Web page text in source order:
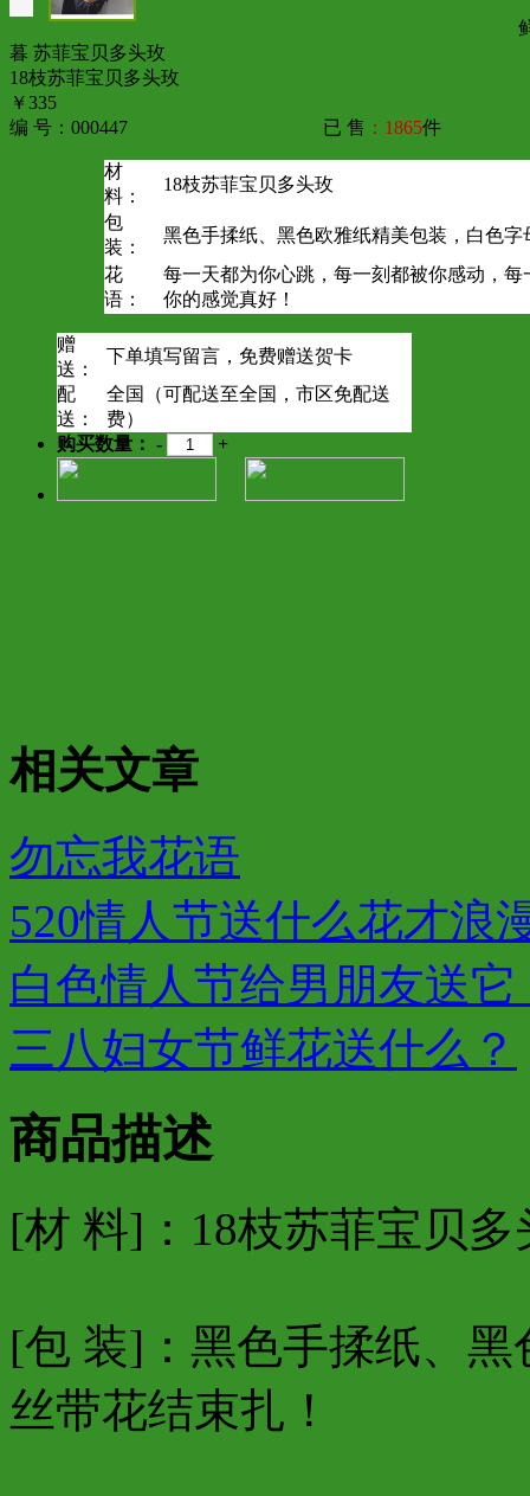
暮 苏菲宝贝多头玫
18枝苏菲宝贝多头玫
￥335
编 号：000447
已 售 ：1865件
材
料：
18枝苏菲宝贝多头玫
包
装：
黑色手揉纸、黑色欧雅纸精美包装，白色字
花
语：
每一天都为你心跳，每一刻都被你感动，每
你的感觉真好！
赠
送：
下单填写留言，免费赠送贺卡
配
送：
全国（可配送至全国，市区免配送
费）
购买数量： - +
相关文章
勿忘我花语
520情人节送什么花才浪
白色情人节给男朋友送
三八妇女节鲜花送什么？
商品描述
[材 料]：18枝苏菲宝贝多
[包 装]：黑色手揉纸、
丝带花结束扎！